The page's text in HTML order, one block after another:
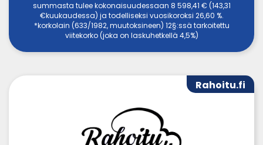
summasta tulee kokonaisuudessaan 8 598,41 € (143,31
€kuukaudessa) ja todelliseksi vuosikoroksi 26,60 %.
*korkolain (633/1982, muutoksineen) 12§:ssä tarkoitettu
viitekorko (joka on laskuhetkellä 4,5%)
Rahoitu.fi